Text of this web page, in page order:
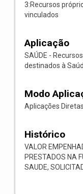
3:Recursos
vinculados
Aplicação
SAÚDE -
destinados à
Modo
Aplicações Diretas
Histórico
VALOR
PRESTADOS NA
SAUDE,